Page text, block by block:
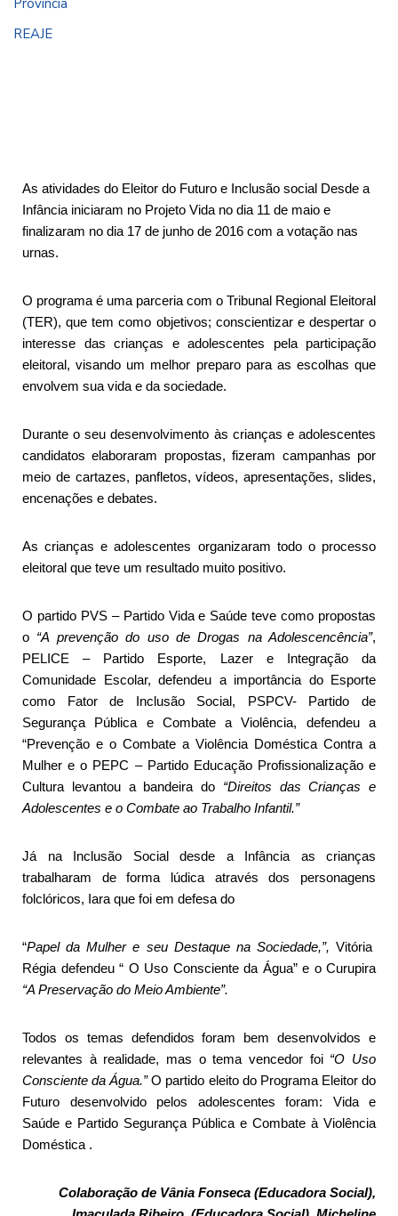
REAJE
As atividades do Eleitor do Futuro e Inclusão social Desde a
Infância iniciaram no Projeto Vida no dia 11 de maio e
finalizaram no dia 17 de junho de 2016 com a votação nas
urnas.
O programa é uma parceria com o Tribunal Regional Eleitoral
(TER), que tem como objetivos; conscientizar e despertar o
interesse das crianças e adolescentes pela participação
eleitoral, visando um melhor preparo para as escolhas que
envolvem sua vida e da sociedade.
Durante o seu desenvolvimento às crianças e adolescentes
candidatos elaboraram propostas, fizeram campanhas por
meio de cartazes, panfletos, vídeos, apresentações, slides,
encenações e debates.
As crianças e adolescentes organizaram todo o processo
eleitoral que teve um resultado muito positivo.
O partido PVS – Partido Vida e Saúde teve como propostas
o “A prevenção do uso de Drogas na Adolescencência”,
PELICE – Partido Esporte, Lazer e Integração da
Comunidade Escolar, defendeu a importância do Esporte
como Fator de Inclusão Social, PSPCV- Partido de
Segurança Pública e Combate a Violência, defendeu a
“Prevenção e o Combate a Violência Doméstica Contra a
Mulher e o PEPC – Partido Educação Profissionalização e
Cultura levantou a bandeira do “Direitos das Crianças e
Adolescentes e o Combate ao Trabalho Infantil.”
Já na Inclusão Social desde a Infância as crianças
trabalharam de forma lúdica através dos personagens
folclóricos, Iara que foi em defesa do
“Papel da Mulher e seu Destaque na Sociedade,”, Vitória
Régia defendeu “ O Uso Consciente da Água” e o Curupira
“A Preservação do Meio Ambiente”.
Todos os temas defendidos foram bem desenvolvidos e
relevantes à realidade, mas o tema vencedor foi “O Uso
Consciente da Água.”O partido eleito do Programa Eleitor do
Futuro desenvolvido pelos adolescentes foram: Vida e
Saúde e Partido Segurança Pública e Combate à Violência
Doméstica .
Colaboração de Vânia Fonseca (Educadora Social),